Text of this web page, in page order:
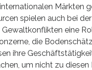
Märkten
spielen auch bei der
eine
die
ihre
um nicht zu diesen